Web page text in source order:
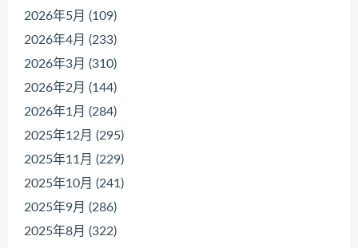
2026年5月 (109)
2026年4月 (233)
2026年3月 (310)
2026年2月 (144)
2026年1月 (284)
2025年12月 (295)
2025年11月 (229)
2025年10月 (241)
2025年9月 (286)
2025年8月 (322)